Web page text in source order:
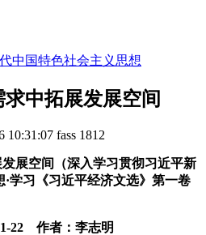
中国特色社会主义思想
中拓展发展空间
10:31:07 fass 1812
展空间（深入学习贯彻习近平新
学习《习近平经济文选》第一卷
22 作者：李志明